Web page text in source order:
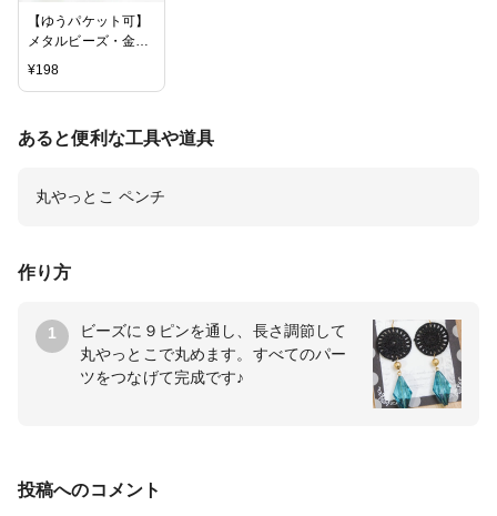
【ゆうパケット可】
メタルビーズ・金属
ビーズ ゴールド 10
アクセサリー 金属ビ
ザラザラ デザイン
¥198
作り方
1
ビーズに９ピンを通し、長さ調節して
丸やっとこで丸めます。すべてのパー
ツをつなげて完成です♪
あると便利な工具や道具
丸やっとこ ペンチ
投稿へのコメント